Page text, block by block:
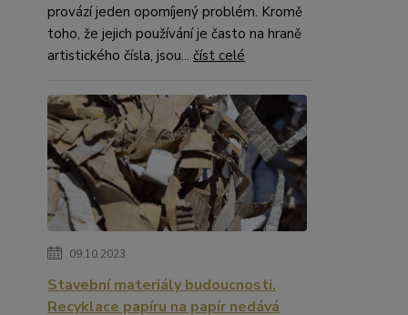
provází jeden opomíjený problém. Kromě
toho, že jejich používání je často na hraně
artistického čísla, jsou... číst celé
09.10.2023
Stavební materiály budoucnosti.
Recyklace papíru na papír nedává